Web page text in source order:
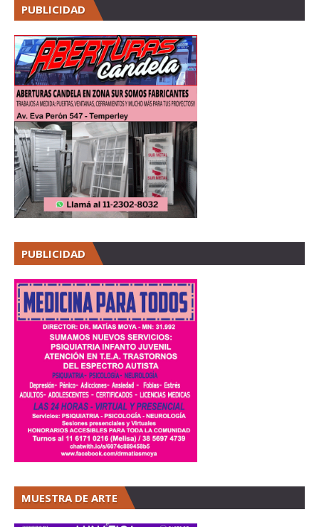
PUBLICIDAD
PUBLICIDAD
MUESTRA DE ARTE